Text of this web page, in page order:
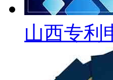
山西专利